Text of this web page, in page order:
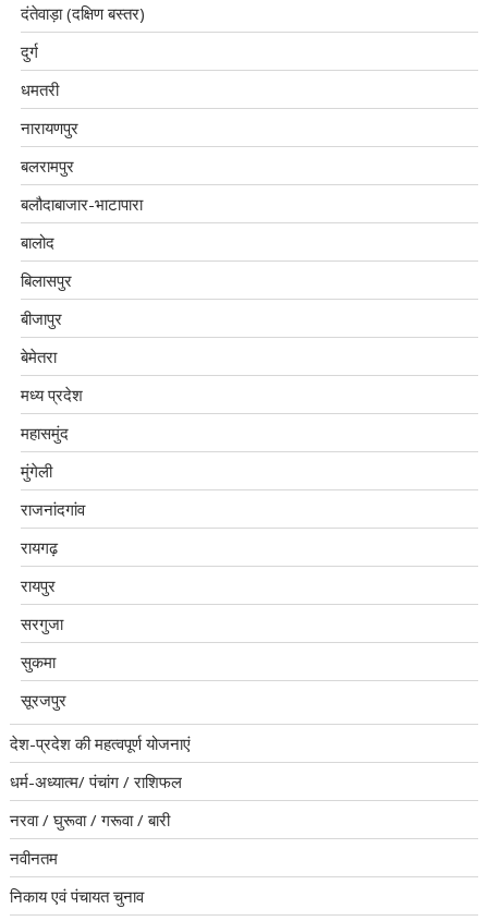
दंतेवाड़ा (दक्षिण बस्तर)
दुर्ग
धमतरी
नारायणपुर
बलरामपुर
बलौदाबाजार-भाटापारा
बालोद
बिलासपुर
बीजापुर
बेमेतरा
मध्य प्रदेश
महासमुंद
मुंगेली
राजनांदगांव
रायगढ़
रायपुर
सरगुजा
सुकमा
सूरजपुर
देश-प्रदेश की महत्वपूर्ण योजनाएं
धर्म-अध्यात्म/ पंचांग / राशिफल
नरवा / घुरूवा / गरूवा / बारी
नवीनतम
निकाय एवं पंचायत चुनाव